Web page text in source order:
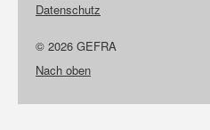
Datenschutz
© 2026 GEFRA
Nach oben